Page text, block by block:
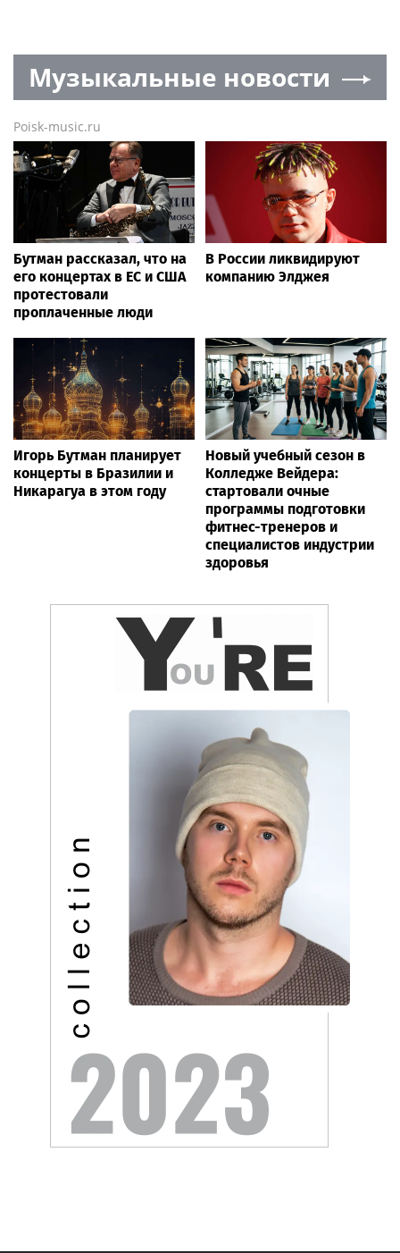
Музыкальные новости
Poisk-music.ru
Бутман рассказал, что на
его концертах в ЕС и США
протестовали
проплаченные люди
В России ликвидируют
компанию Элджея
Игорь Бутман планирует
концерты в Бразилии и
Никарагуа в этом году
Новый учебный сезон в
Колледже Вейдера:
стартовали очные
программы подготовки
фитнес-тренеров и
специалистов индустрии
здоровья